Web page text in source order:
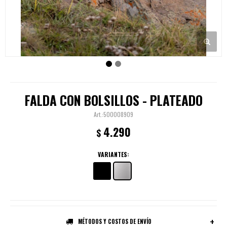
FALDA CON BOLSILLOS - PLATEADO
500008909
$ 4.290
VARIANTES:
MÉTODOS Y COSTOS DE ENVÍO